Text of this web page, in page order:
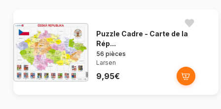
Puzzle Cadre - Carte de la
Rép...
56 pièces
Larsen
9,95€